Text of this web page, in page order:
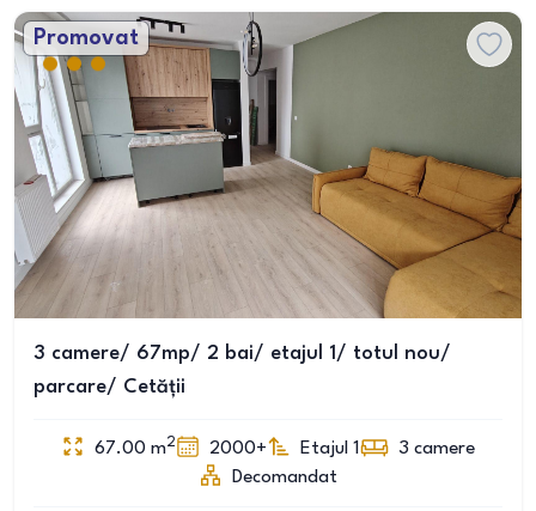
Promovat
3 camere/ 67mp/ 2 bai/ etajul 1/ totul nou/
parcare/ Cetății
67.00 m2 2000+ Etajul 1 3 camere
Decomandat